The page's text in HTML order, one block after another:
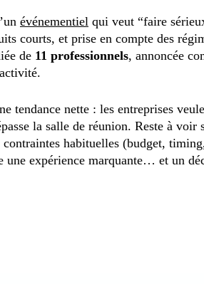
événementiel qui veut “faire
courts, et prise en compte des
de 11 professionnels, annoncée
tendance nette : les entreprises
la salle de réunion. Reste à voir
habituelles (budget,
une expérience marquante… et un